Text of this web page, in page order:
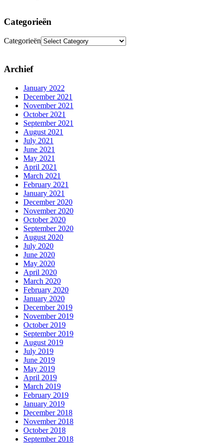
Categorieën
Categorieën
Archief
January 2022
December 2021
November 2021
October 2021
September 2021
August 2021
July 2021
June 2021
May 2021
April 2021
March 2021
February 2021
January 2021
December 2020
November 2020
October 2020
September 2020
August 2020
July 2020
June 2020
May 2020
April 2020
March 2020
February 2020
January 2020
December 2019
November 2019
October 2019
September 2019
August 2019
July 2019
June 2019
May 2019
April 2019
March 2019
February 2019
January 2019
December 2018
November 2018
October 2018
September 2018